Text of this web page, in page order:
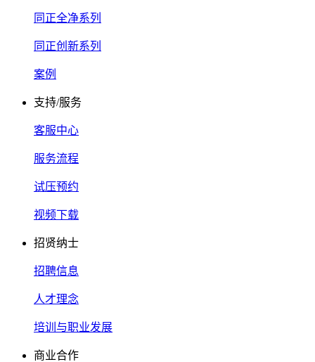
同正全净系列
同正创新系列
案例
支持/服务
客服中心
服务流程
试压预约
视频下载
招贤纳士
招聘信息
人才理念
培训与职业发展
商业合作